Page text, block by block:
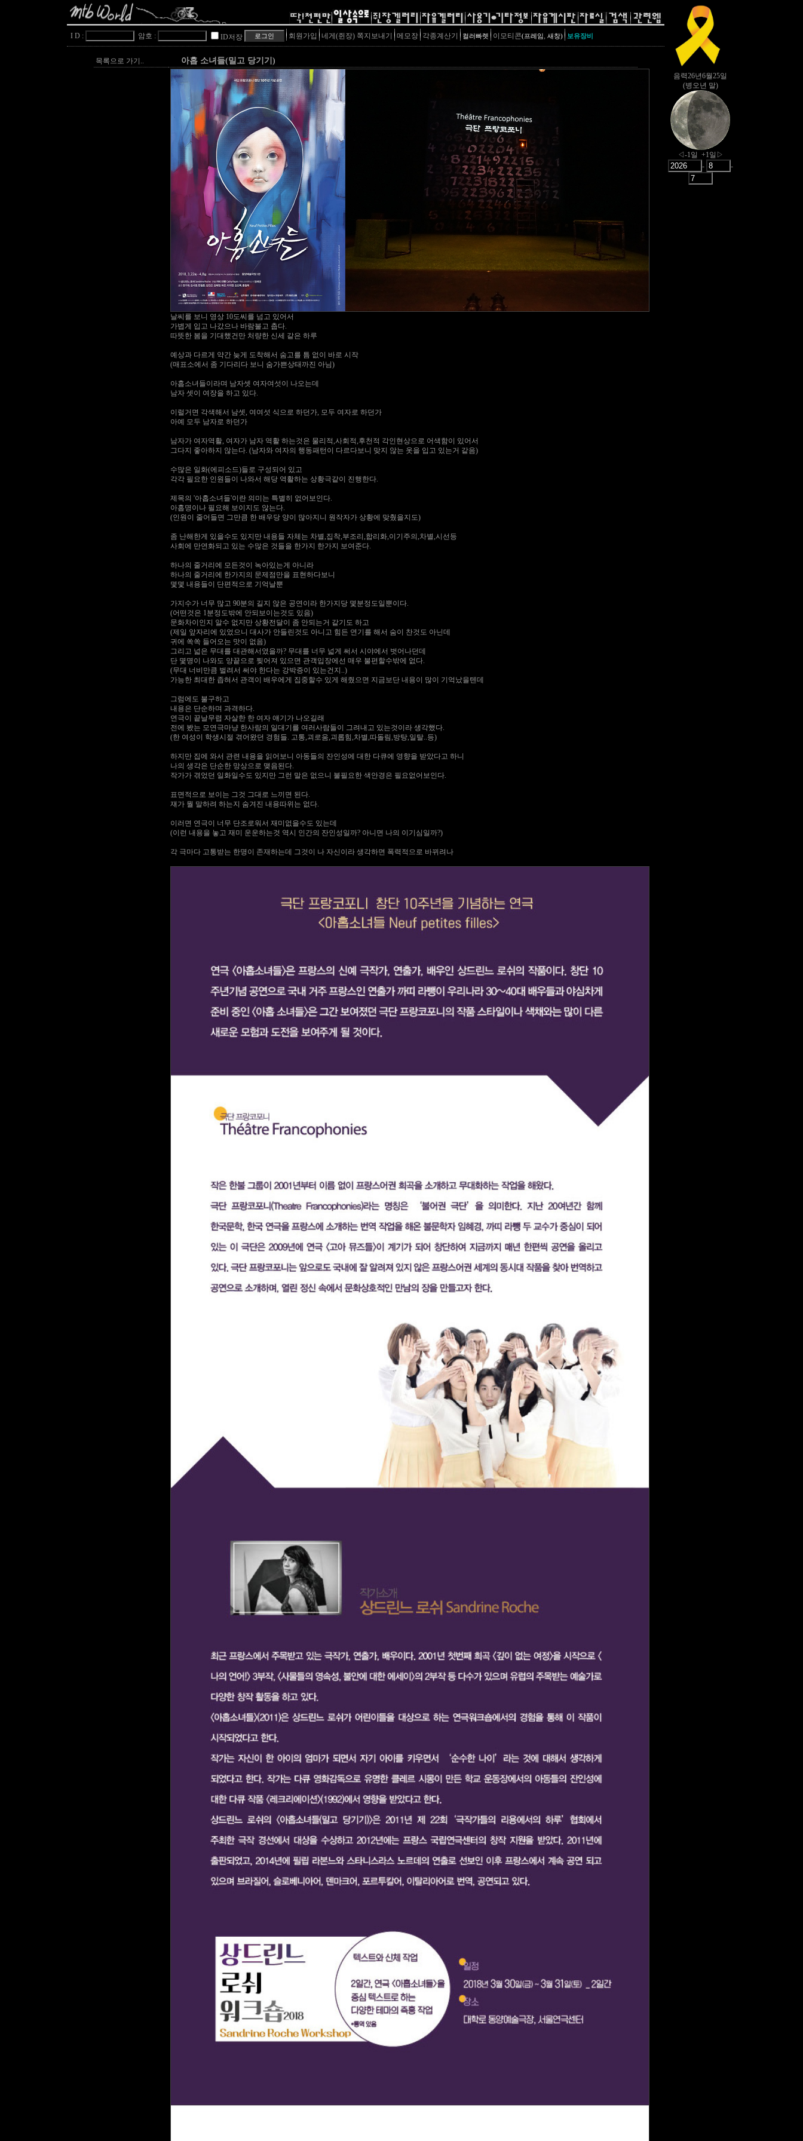
I D : 암호 : ID저장 회원가입 네게(쥔장) 쪽지보내기 메모장 각종계산기 컬러빠렛 이모티콘(프레임, 새창) 보유장비
목록으로 가기.. 아홉 소녀들(밀고 당기기)
날씨를 보니 영상 10도씨를 넘고 있어서
가볍게 입고 나갔으나 바람불고 춥다.
따뜻한 봄을 기대했건만 처량한 신세 같은 하루
예상과 다르게 약간 늦게 도착해서 숨고를 틈 없이 바로 시작
(매표소에서 좀 기다리다 보니 숨가쁜상태까진 아님)
아홉소녀들이라며 남자셋 여자여섯이 나오는데
남자 셋이 여장을 하고 있다.
이럴거면 각색해서 남셋, 여여섯 식으로 하던가, 모두 여자로 하던가
아예 모두 남자로 하던가
남자가 여자역활, 여자가 남자 역활 하는것은 물리적,사회적,후천적 각인현상으로 어색함이 있어서
그다지 좋아하지 않는다. (남자와 여자의 행동패턴이 다르다보니 맞지 않는 옷을 입고 있는거 같음)
수많은 일화(에피소드)들로 구성되어 있고
각각 필요한 인원들이 나와서 해당 역활하는 상황극같이 진행한다.
제목의 '아홉소녀들'이란 의미는 특별히 없어보인다.
아홉명이나 필요해 보이지도 않는다.
(인원이 줄어들면 그만큼 한 배우당 양이 많아지니 원작자가 상황에 맞췄을지도)
좀 난해한게 있을수도 있지만 내용들 자체는 차별,집착,부조리,합리화,이기주의,차별,시선등
사회에 만연화되고 있는 수많은 것들을 한가지 한가지 보여준다.
하나의 줄거리에 모든것이 녹아있는게 아니라
하나의 줄거리에 한가지의 문제점만을 표현하다보니
몇몇 내용들이 단편적으로 기억날뿐
가지수가 너무 많고 90분의 길지 않은 공연이라 한가지당 몇분정도일뿐이다.
(어떤것은 1분정도밖에 안되보이는것도 있음)
문화차이인지 알수 없지만 상황전달이 좀 안되는거 같기도 하고
(제일 앞자리에 있었으니 대사가 안들린것도 아니고 힘든 연기를 해서 숨이 찬것도 아닌데
귀에 쏙쏙 들어오는 맛이 없음)
그리고 넓은 무대를 대관해서였을까? 무대를 너무 넓게 써서 시야에서 벗어나던데
단 몇명이 나와도 양끝으로 찢어져 있으면 관객입장에선 매우 불편할수밖에 없다.
(무대 너비만큼 벌려서 써야 한다는 강박증이 있는건지..)
가능한 최대한 좁혀서 관객이 배우에게 집중할수 있게 해줬으면 지금보단 내용이 많이 기억났을텐데
그럼에도 불구하고
내용은 단순하며 과격하다.
연극이 끝날무렵 자살한 한 여자 얘기가 나오길래
전에 봤는 모연극마냥 한사람의 일대기를 여러사람들이 그려내고 있는것이라 생각했다.
(한 여성이 학생시절 겪어왔던 경험들. 고통,괴로움,괴롭힘,차별,따돌림,방탕,일탈..등)
하지만 집에 와서 관련 내용을 읽어보니 아동들의 잔인성에 대한 다큐에 영향을 받았다고 하니
나의 생각은 단순한 망상으로 맺음된다.
작가가 겪었던 일화일수도 있지만 그런 말은 없으니 불필요한 색안경은 필요없어보인다.
표면적으로 보이는 그것 그대로 느끼면 된다.
쟤가 뭘 말하려 하는지 숨겨진 내용따위는 없다.
이러면 연극이 너무 단조로워서 재미없을수도 있는데
(이런 내용을 놓고 재미 운운하는것 역시 인간의 잔인성일까? 아니면 나의 이기심일까?)
각 극마다 고통받는 한명이 존재하는데 그것이 나 자신이라 생각하면 폭력적으로 바뀌려나